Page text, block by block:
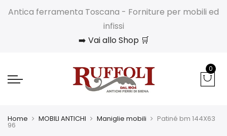
Antica ferramenta Toscana - Forniture per mobili ed
infissi
➡️ Vai allo Shop 🛒
0
Home MOBILI ANTICHI Maniglie mobili Patiné bm 144X63
96